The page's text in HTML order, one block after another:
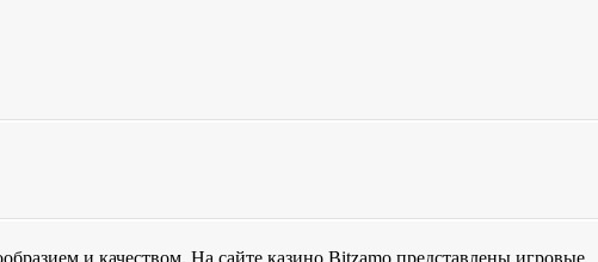
и качеством. На сайте казино Bitzamo представлены игровые